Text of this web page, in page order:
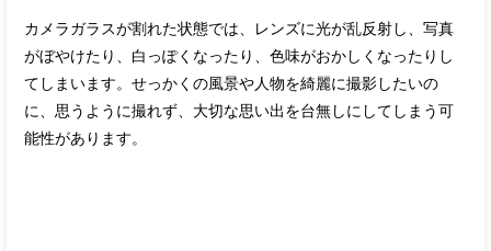
カメラガラスが割れた状態では、レンズに光が乱反射し、写真
がぼやけたり、白っぽくなったり、色味がおかしくなったりし
てしまいます。せっかくの風景や人物を綺麗に撮影したいの
に、思うように撮れず、大切な思い出を台無しにしてしまう可
能性があります。